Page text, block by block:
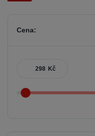
Cena:
Kč